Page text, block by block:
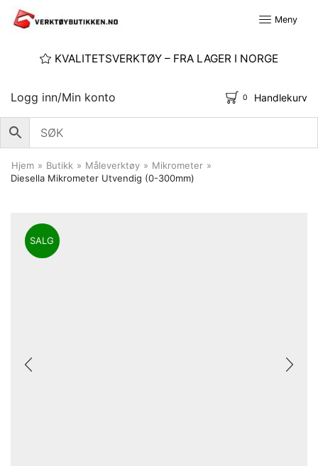
Meny
KVALITETSVERKTØY – FRA LAGER I NORGE
Logg inn/Min konto 0 Handlekurv
Hjem » Butikk » Måleverktøy » Mikrometer »
Diesella Mikrometer Utvendig (0-300mm)
SALG